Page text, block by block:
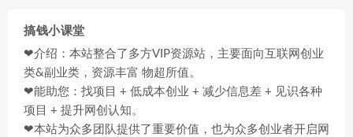
搞钱小课堂
❤介绍：本站整合了多方VIP资源站，主要面向互联网创业
类&副业类，资源丰富 物超所值。
❤能助您：找项目 + 低成本创业 + 减少信息差 + 见识各种
项目 + 提升网创认知。
❤本站为众多团队提供了重要价值，也为众多创业者开启网